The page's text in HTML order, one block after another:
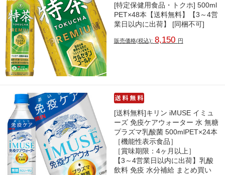
[特定保健用食品・トクホ] 500ml
PET×48本【送料無料】【3～4営
業日以内に出荷】 [同梱不可]
販売価格(税込): 8,150 円
[送料無料]キリン iMUSE イミュ
ーズ 免疫ケアウォーター 水 無糖
プラズマ乳酸菌 500mlPET×24本
［機能性表示食品］
［賞味期限：4ヶ月以上］
【3～4営業日以内に出荷】乳酸
飲料 免疫 水分補給 まとめ買い